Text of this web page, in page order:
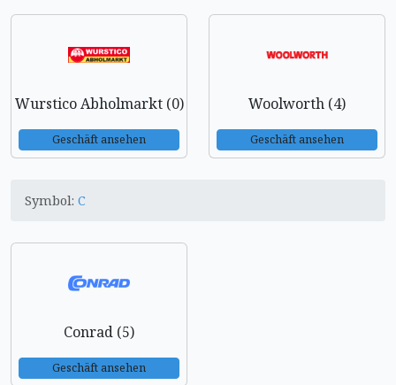
Wurstico Abholmarkt (0)
Geschäft ansehen
Woolworth (4)
Geschäft ansehen
Symbol: C
Conrad (5)
Geschäft ansehen